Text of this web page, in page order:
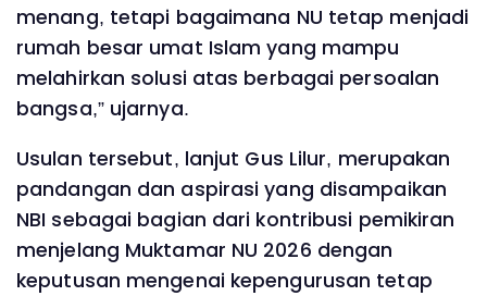
menang, tetapi bagaimana NU tetap menjadi
rumah besar umat Islam yang mampu
melahirkan solusi atas berbagai persoalan
bangsa,” ujarnya.
Usulan tersebut, lanjut Gus Lilur, merupakan
pandangan dan aspirasi yang disampaikan
NBI sebagai bagian dari kontribusi pemikiran
menjelang Muktamar NU 2026 dengan
keputusan mengenai kepengurusan tetap